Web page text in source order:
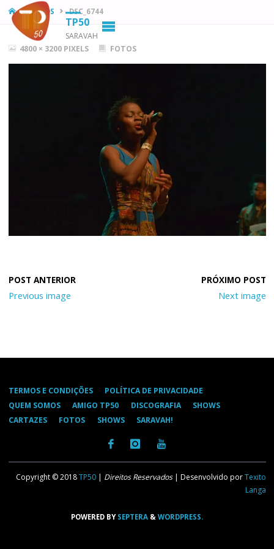
TP50
SARAVAH
HOMEFOTOS DSC_6744
FULL4800 × 3200 PIXELS FOTOS
Previous image Next image
TERMOS E CONDIÇÕES
POLÍTICA DE PRIVACIDADE
QUEM SOMOS
AMIGO TP50 DISCOGRAFIA
SHOWS
CARTAZES
FOTOS SHOWS SARAVAH!
Copyright © 2018TP50 | Direitos Reservados| Desenvolvido porTexito
Langa
POWERED BYSEPTERA & WORDPRESS.